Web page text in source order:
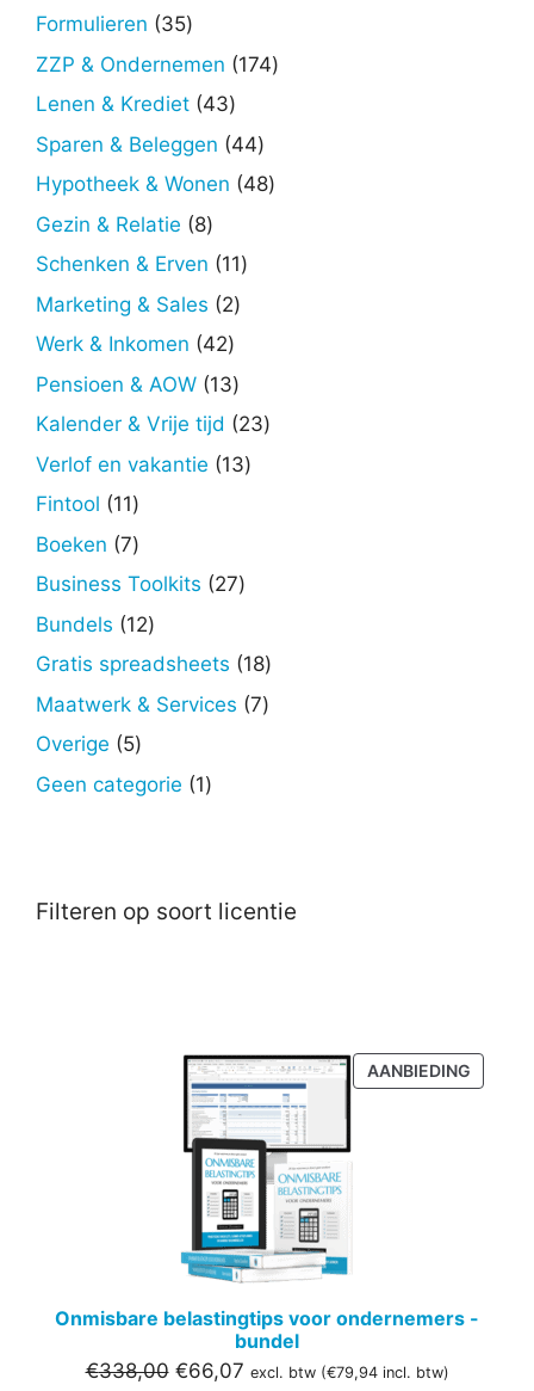
producten
Formulieren 3535
producten
ZZP & Ondernemen 174174
Lenen & Krediet 4343
producten
Sparen & Beleggen 4444
producten
Hypotheek & Wonen 4848
Gezin & Relatie 88
producten
Schenken & Erven 1111
Marketing & Sales 22
Werk & Inkomen 4242
producten
Pensioen & AOW 1313
producten
Kalender & Vrije tijd 2323
Verlof en vakantie 1313
Fintool 1111
producten
Boeken 77
producten
Business Toolkits 2727
Bundels 1212
producten
Gratis spreadsheets 1818
producten
Maatwerk & Services 77
Overige 55
producten
Geen categorie 11
Filteren op soort licentie
AANBIEDING
IN
Onmisbare belastingtips voor ondernemers -
bundel
€338,00 Oorspronkelijke
€66,07Huidige
excl. btw (€79,94incl. btw)